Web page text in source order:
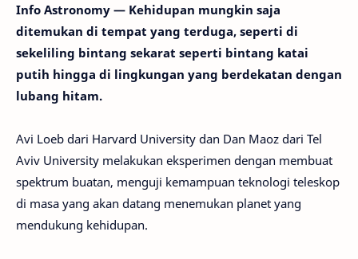
Info Astronomy — Kehidupan mungkin saja
ditemukan di tempat yang terduga, seperti di
sekeliling bintang sekarat seperti bintang katai
putih hingga di lingkungan yang berdekatan dengan
lubang hitam.
Avi Loeb dari Harvard University dan Dan Maoz dari Tel
Aviv University melakukan eksperimen dengan membuat
spektrum buatan, menguji kemampuan teknologi teleskop
di masa yang akan datang menemukan planet yang
mendukung kehidupan.